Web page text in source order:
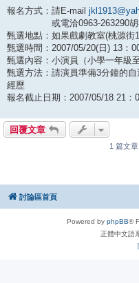
報名方式：請E-mail
或電洽0963-263290胡
甄選地點：如果戲劇教室(桃源街
甄選時間：2007/05/20(日) 13：
甄選內容：小演員（小學一年級
甄選方法：請演員準備3分鐘的
經歷
報名截止日期：2007/05/18 21：
回覆文章
1 篇文章
討論區首頁
Powered by phpBB®
正體中文語